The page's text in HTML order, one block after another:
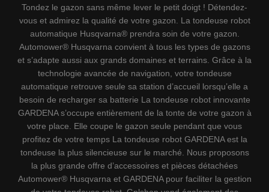
Tondez le gazon sans même lever le petit doigt ! Détendez-
vous et admirez la qualité de votre gazon. La tondeuse robot
automatique Husqvarna® prendra soin de votre gazon.
Automower® Husqvarna convient à tous les types de gazons
et s’adapte aussi aux grands domaines et terrains. Grâce à la
technologie avancée de navigation, votre tondeuse
automatique retrouve seule sa station d’accueil lorsqu’elle a
besoin de recharger sa batterie La tondeuse robot innovante
GARDENA s’occupe entièrement de la tonte de votre gazon à
votre place. Elle coupe le gazon seule pendant que vous
profitez de votre temps La tondeuse robot GARDENA est la
tondeuse la plus silencieuse sur le marché. Nous proposons
la plus grande offre d’accessoires et pièces détachées
Automower® Husqvarna et GARDENA pour faciliter la gestion